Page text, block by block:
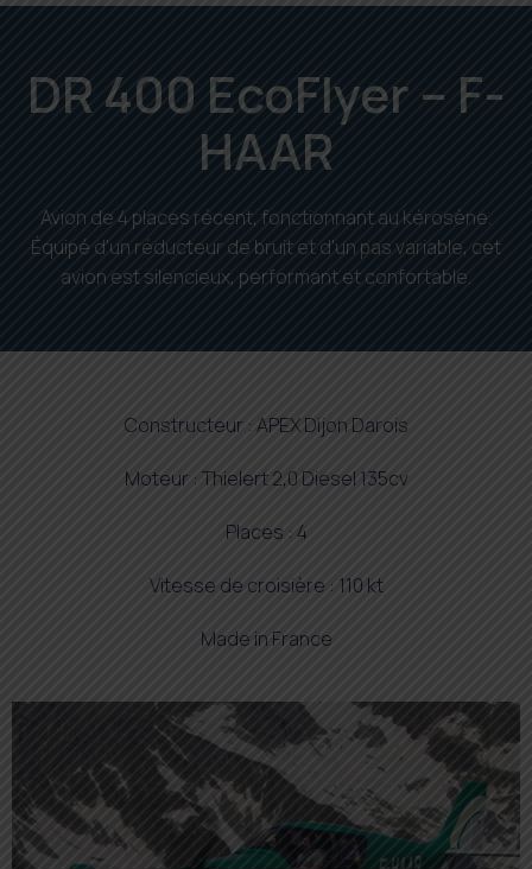
DR 400 EcoFlyer – F-
HAAR
Avion de 4 places récent, fonctionnant au kérosène.
Équipé d’un réducteur de bruit et d’un pas variable, cet
avion est silencieux, performant et confortable.
Constructeur : APEX Dijon Darois
Moteur : Thielert 2,0 Diesel 135cv
Places : 4
Vitesse de croisière : 110 kt
Made in France